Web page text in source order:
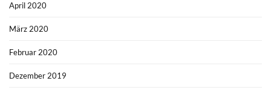
April 2020
März 2020
Februar 2020
Dezember 2019